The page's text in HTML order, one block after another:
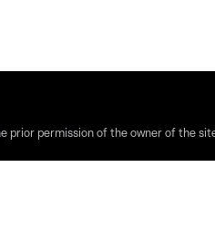
prior permission of the owner of the